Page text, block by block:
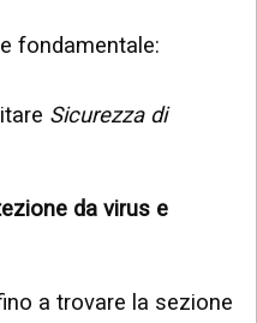
fondamentale:
Sicurezza di
da virus e
a trovare la sezione